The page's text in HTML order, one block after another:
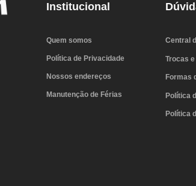
Institucional
Quem somos
Política de Privacidade
Nossos endereços
Manutenção de Férias
Central
Trocas
Formas
Política
Política